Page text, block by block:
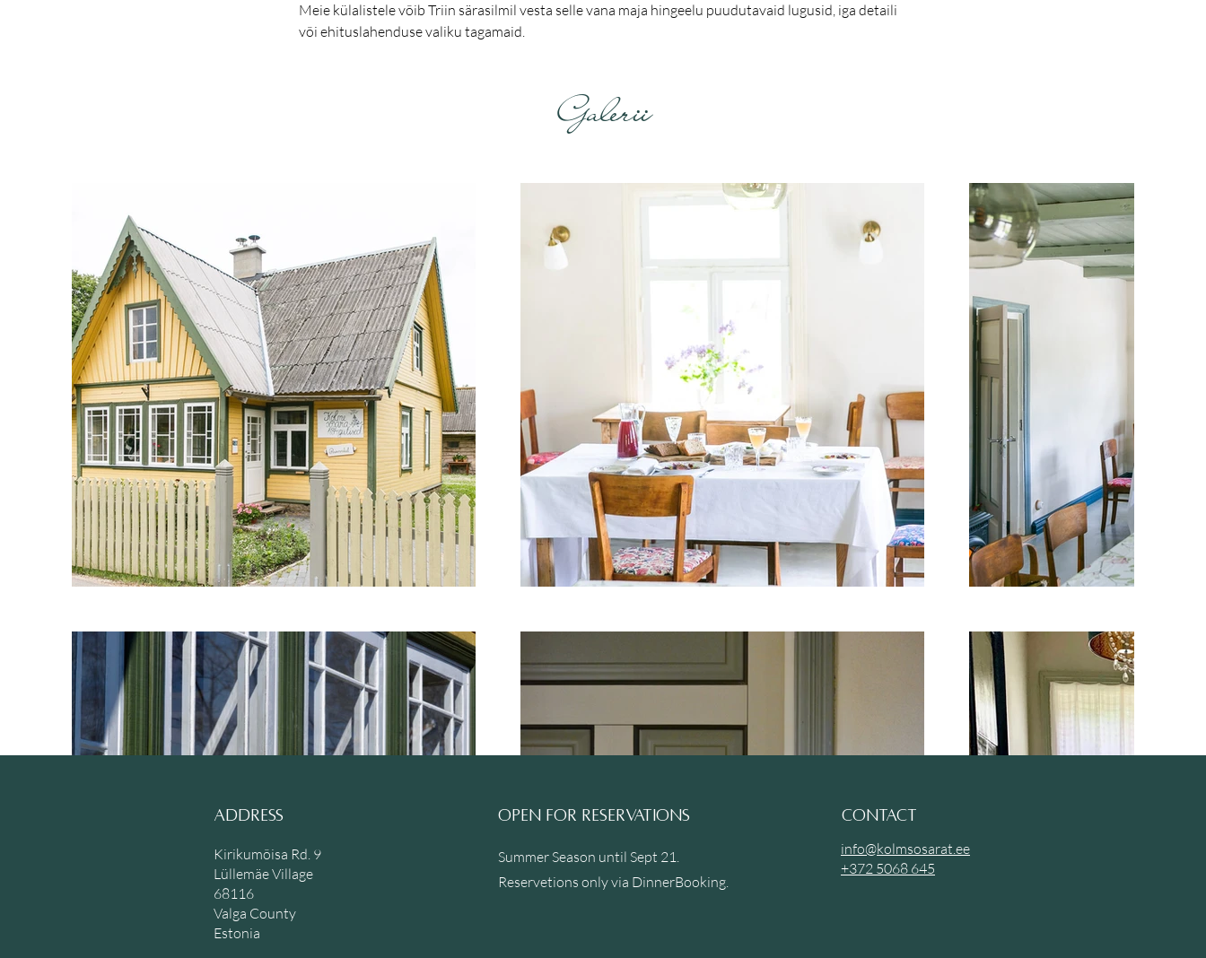
Meie külalistele võib Triin särasilmil vesta selle vana maja hingeelu puudutavaid lugusid, iga detaili
või ehituslahenduse valiku tagamaid.
Galerii
ADDRESS
Kirikumõisa Rd. 9
Lüllemäe Village
68116
Valga County
Estonia
Open for reservations
Summer Season until Sept 21.
Reservetions only via DinnerBooking.
Contact
info@kolmsosarat.ee
+372 5068 645